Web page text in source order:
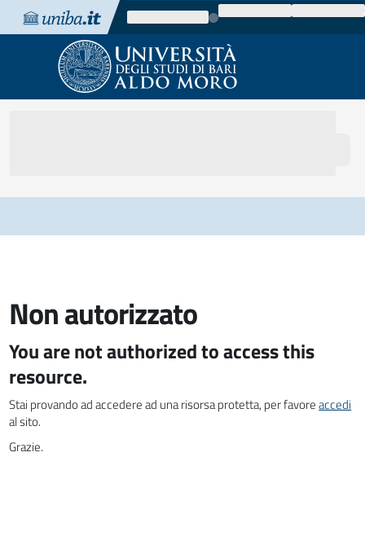
Vai al contenuto
Vai alla navigazione
Vai al footer
Non autorizzato
You are not authorized to access this
resource.
Stai provando ad accedere ad una risorsa protetta, per favoreaccedi
al sito.
Grazie.